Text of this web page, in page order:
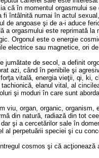
că în momentul orgasmului se
fi întâlnită numai în actul
de angoase şi de a-i aduce
a orgasmului este reprimată la
Orgonul este o energie
electrice sau magnetice, ori
jumătate de secol, a definit
azi, când în penibile şi
vitală, energia vieţii, qi, ki,
elanul vital, al
şi moduri în care sunt
viu, organ, organic, organism,
din natură, radiază din tot
şi a cercetărilor sale în
perpetuării speciei şi cu
cosmos şi că acţionează